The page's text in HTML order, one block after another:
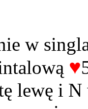
w
♥
lewę i